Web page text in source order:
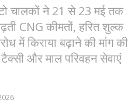
चालकों ने 21 से 23 मई तक
CNG कीमतों, हरित शुल्क
में किराया बढ़ाने की मांग की
और माल परिवहन सेवाएं